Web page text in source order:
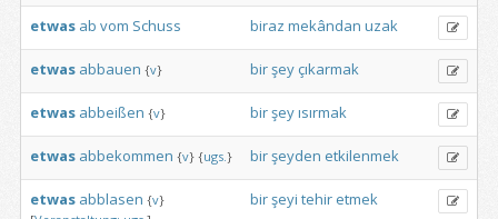
etwas ab vom Schuss biraz mekândan uzak
etwas abbauen {v} birşey çıkarmak
etwas abbeißen {v} birşeyısırmak
etwas abbekommen {v} {ugs.} birşeyden etkilenmek
etwas abblasen {v}
birşeyi tehir etmek